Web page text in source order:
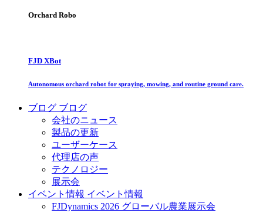
Orchard Robo
FJD XBot
Autonomous orchard robot for spraying, mowing, and routine ground care.
ブログ ブログ
会社のニュース
製品の更新
ユーザーケース
代理店の声
テクノロジー
展示会
イベント情報 イベント情報
FJDynamics 2026 グローバル農業展示会